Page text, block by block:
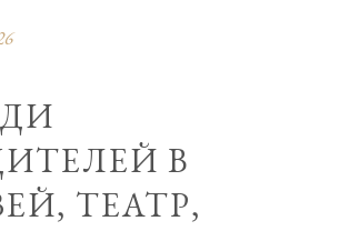
В
ТЕАТР,